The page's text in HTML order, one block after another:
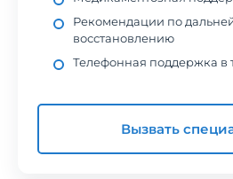
Рекомендации по
восстановлению
Телефонная поддержка в
Вызвать